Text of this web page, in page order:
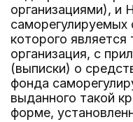
организациями), и
саморегулируемых
которого является
организация, с
(выписки) о
фонда
выданного такой
форме,